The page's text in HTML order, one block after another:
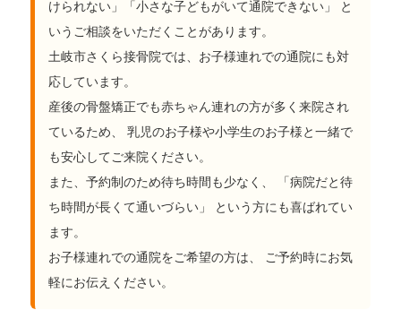
けられない」「小さな子どもがいて通院できない」 と
いうご相談をいただくことがあります。
土岐市さくら接骨院では、お子様連れでの通院にも対
応しています。
産後の骨盤矯正でも赤ちゃん連れの方が多く来院され
ているため、 乳児のお子様や小学生のお子様と一緒で
も安心してご来院ください。
また、予約制のため待ち時間も少なく、 「病院だと待
ち時間が長くて通いづらい」 という方にも喜ばれてい
ます。
お子様連れでの通院をご希望の方は、 ご予約時にお気
軽にお伝えください。